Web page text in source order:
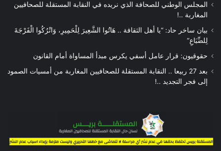
المجلس الوطني للصحافة الذي نريده في النقابة المستقلة للصحافيين
المغاربة ..!
بيان ساخر حاد: “يا أهل الثقافة .. هَاتُوا الشَّعِيرَ لِلْحَمِيرِ، وَاتْرُكُوا الْفَرْجَةَ
لِلضِّبَاعِ”
حقوقيون: قرار عامل أسفي يكرس مبدأ المساواة أمام القانون
بعد 27 ربيعا .. النقابة المستقلة للصحافيين المغاربة من أمسيات الصمود
إلى فجر التجديد ..!